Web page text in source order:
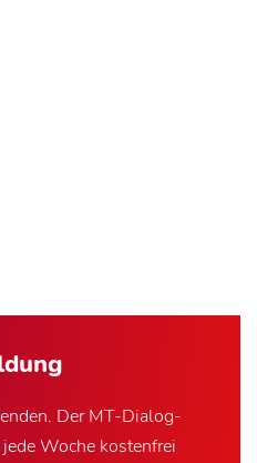
Der MT-Dialog-
Woche kostenfrei